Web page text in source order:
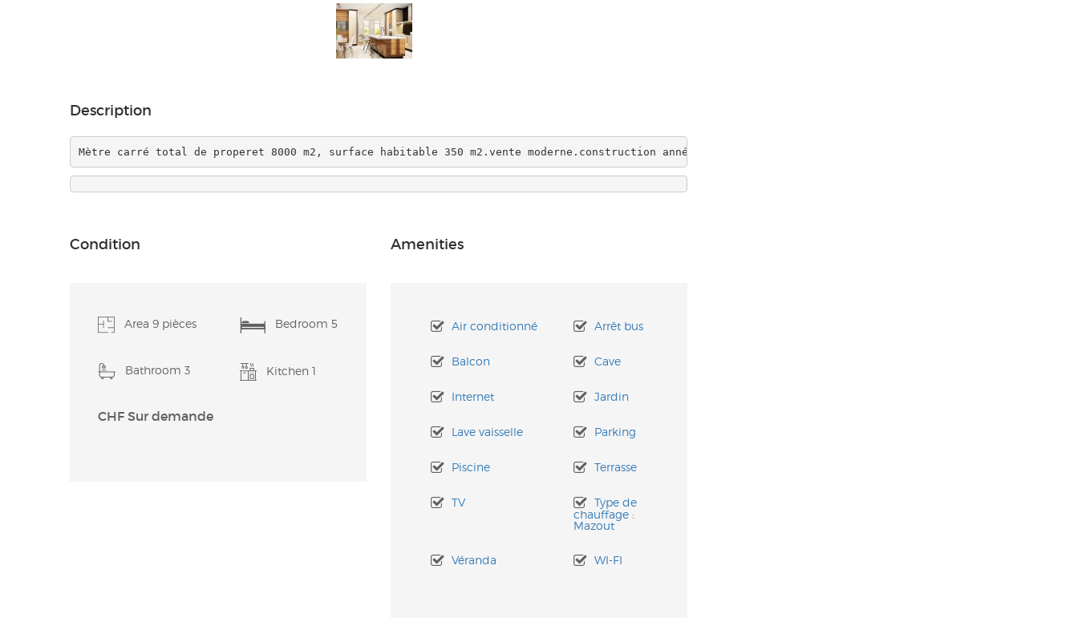
Description
Mètre carré total de properet 8000 m2, surface habitable 350 m2.vente moderne.construction année 2012
Condition
Area 9 pièces Bedroom 5
Bathroom 3 Kitchen 1
CHF Sur demande
Amenities
Air conditionné Arrêt bus
Balcon Cave
Internet Jardin
Lave vaisselle Parking
Piscine Terrasse
TV
Type de
chauffage :
Mazout
Véranda WI-FI